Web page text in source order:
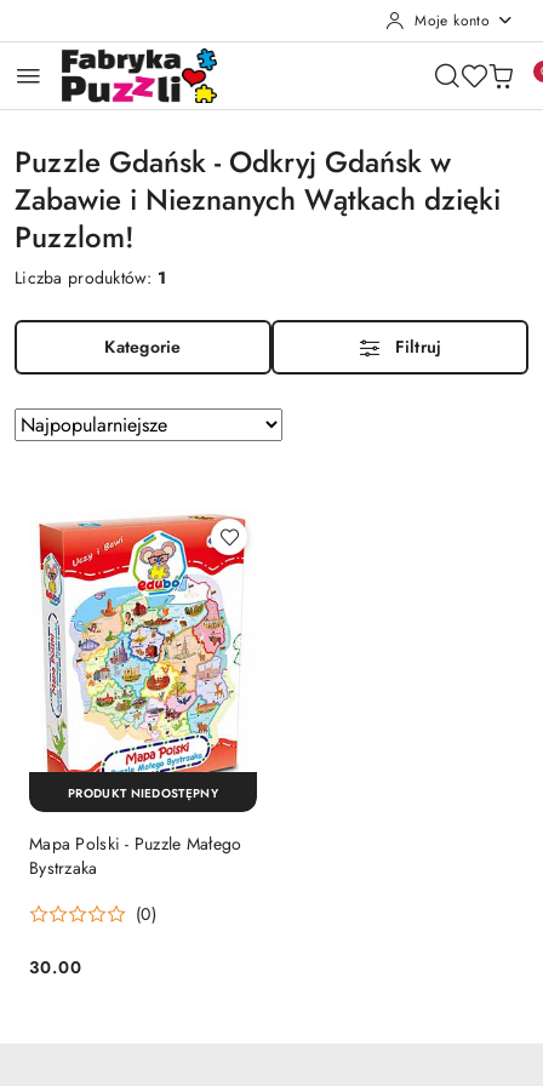
Moje konto
Puzzle Gdańsk - Odkryj Gdańsk w
Zabawie i Nieznanych Wątkach dzięki
Puzzlom!
Liczba produktów: 1
Kategorie Filtruj
Zastosowano
sortowanie:
Sortuj
według
Mapa Polski - Puzzle Małego
Bystrzaka
(0)
Cena:
30.00
PRODUKT NIEDOSTĘPNY